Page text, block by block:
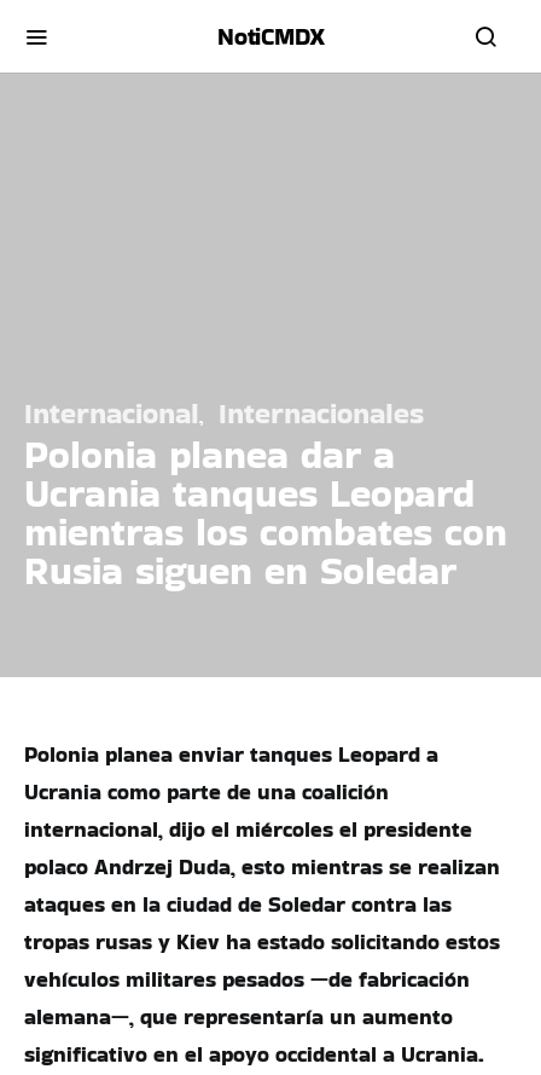
NotiCMDX
Internacional Internacionales
Polonia planea dar a
Ucrania tanques Leopard
mientras los combates con
Rusia siguen en Soledar
Polonia planea enviar tanques Leopard a
Ucrania como parte de una coalición
internacional, dijo el miércoles el presidente
polaco Andrzej Duda, esto mientras se realizan
ataques en la ciudad de Soledar contra las
tropas rusas y Kiev ha estado solicitando estos
vehículos militares pesados —de fabricación
alemana—, que representaría un aumento
significativo en el apoyo occidental a Ucrania.